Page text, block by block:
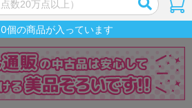
0個の商品が入っています